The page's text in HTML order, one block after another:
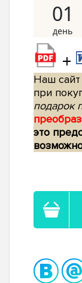
01
+
Наш сайт
при
подарок
это